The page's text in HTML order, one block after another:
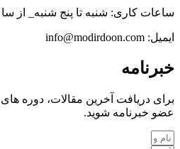
ساعات کاری: شنبه تا پنج شنبه_ از ساعت 7.30
ایمیل: info@modirdoon.com
خبرنامه
برای دریافت آخرین مقالات، دوره
عضو خبرنامه شوید.